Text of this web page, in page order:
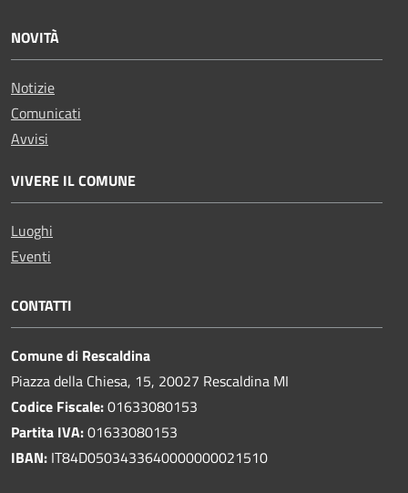
NOVITÀ
Notizie
Comunicati
Avvisi
VIVERE IL COMUNE
Luoghi
Eventi
CONTATTI
Comune di Rescaldina
Piazza della Chiesa, 15, 20027 Rescaldina MI
Codice Fiscale:01633080153
Partita IVA:01633080153
IBAN: IT84D0503433640000000021510